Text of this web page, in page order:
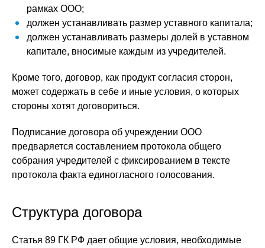
рамках ООО;
должен устанавливать размер уставного капитала;
должен устанавливать размеры долей в уставном
капитале, вносимые каждым из учредителей.
Кроме того, договор, как продукт согласия сторон,
может содержать в себе и иные условия, о которых
стороны хотят договориться.
Подписание договора об учреждении ООО
предваряется составлением протокола общего
собрания учредителей с фиксированием в тексте
протокола факта единогласного голосования.
Структура договора
Статья 89 ГК РФ дает общие условия, необходимые